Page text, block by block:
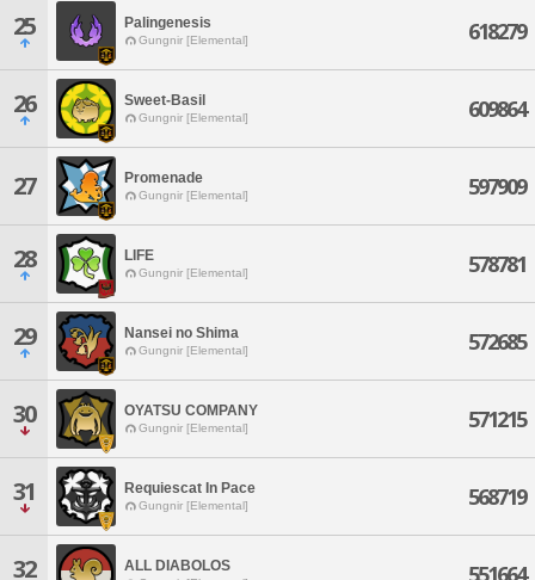
25 Palingenesis
Gungnir [Elemental] 618279
26 Sweet-Basil
Gungnir [Elemental] 609864
27 Promenade
Gungnir [Elemental] 597909
28 LIFE
Gungnir [Elemental] 578781
29 Nansei no Shima
Gungnir [Elemental] 572685
30 OYATSU COMPANY
Gungnir [Elemental] 571215
31 Requiescat In Pace
Gungnir [Elemental] 568719
32 ALL DIABOLOS 551664